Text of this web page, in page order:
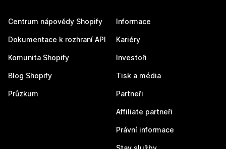
Centrum nápovědy Shopify
Dokumentace k rozhraní API
Komunita Shopify
Blog Shopify
Průzkum
Informace
Kariéry
Investoři
Tisk a média
Partneři
Affiliate partneři
Právní informace